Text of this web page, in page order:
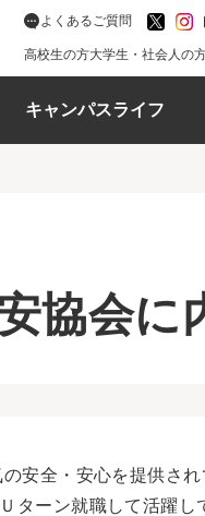
高校生の方大学生・社会人の
よくあるご質問
キャンパスライフ
協会に
安全・安心を提供さ
ターン就職して活躍し